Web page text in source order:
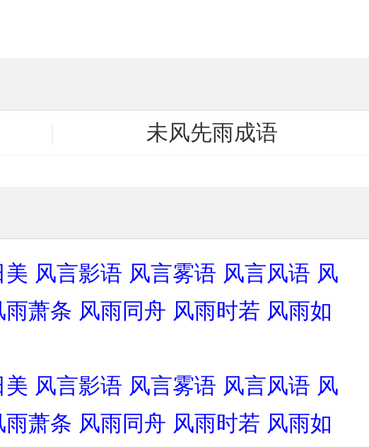
未风先雨成语
美 风言影语 风言雾语 风言风语 风
雨萧条 风雨同舟 风雨时若 风雨如
美 风言影语 风言雾语 风言风语 风
雨萧条 风雨同舟 风雨时若 风雨如